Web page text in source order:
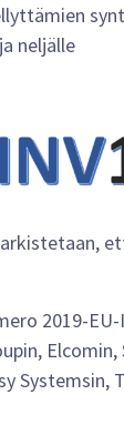
neljälle
2019-EU-
Elcomin,
Systemsin,